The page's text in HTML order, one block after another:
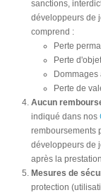
sanctions,
développeurs de
comprend :
Perte
Perte
Dommages
Perte de
Aucun
indiqué dans nos
remboursements
développeurs de
après la
Mesures de
protection